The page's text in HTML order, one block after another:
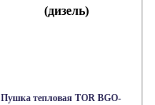
Пушка тепловая TOR BGO-